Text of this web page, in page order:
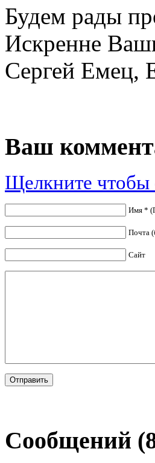
Будем рады
Искренне
Сергей Емец,
Ваш
Щелкните чтобы
Имя *
Почта
Сайт
Сообщений